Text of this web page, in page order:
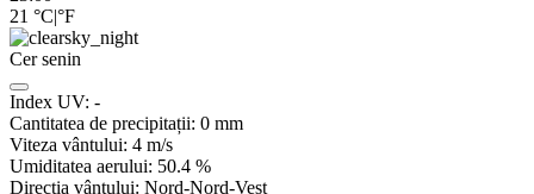
21 °C|°F
Cer senin
Index UV: -
Cantitatea de precipitații: 0 mm
Viteza vântului: 4 m/s
Umiditatea aerului: 50.4 %
Direcția vântului: Nord-Nord-Vest